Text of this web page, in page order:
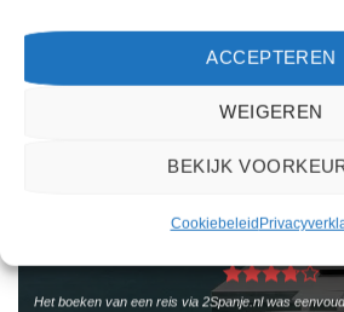
ACCEPTEREN
WEIGEREN
BEKIJK
Cookiebeleid
Het boeken van een reis via 2Spanje.nl was